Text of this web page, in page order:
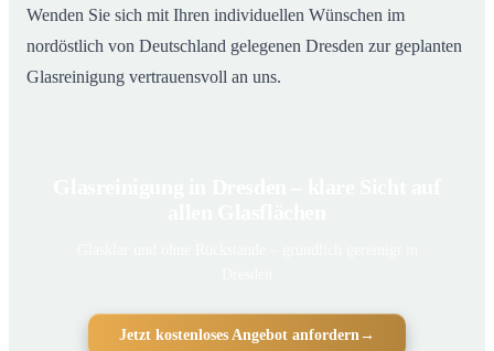
Wenden Sie sich mit Ihren individuellen Wünschen im
nordöstlich von Deutschland gelegenen Dresden zur geplanten
Glasreinigung vertrauensvoll an uns.
Jetzt kostenloses Angebot anfordern→